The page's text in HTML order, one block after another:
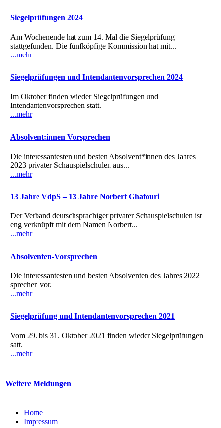
Siegelprüfungen 2024
Am Wochenende hat zum 14. Mal die Siegelprüfung
stattgefunden. Die fünfköpfige Kommission hat mit...
...mehr
Siegelprüfungen und Intendantenvorsprechen 2024
Im Oktober finden wieder Siegelprüfungen und
Intendantenvorsprechen statt.
...mehr
Absolvent:innen Vorsprechen
Die interessantesten und besten Absolvent*innen des Jahres
2023 privater Schauspielschulen aus...
...mehr
13 Jahre VdpS – 13 Jahre Norbert Ghafouri
Der Verband deutschsprachiger privater Schauspielschulen ist
eng verknüpft mit dem Namen Norbert...
...mehr
Absolventen-Vorsprechen
Die interessantesten und besten Absolventen des Jahres 2022
sprechen vor.
...mehr
Siegelprüfung und Intendantenvorsprechen 2021
Vom 29. bis 31. Oktober 2021 finden wieder Siegelprüfungen
satt.
...mehr
Weitere Meldungen
Home
Impressum